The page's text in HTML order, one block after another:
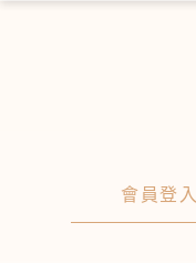
會員登入